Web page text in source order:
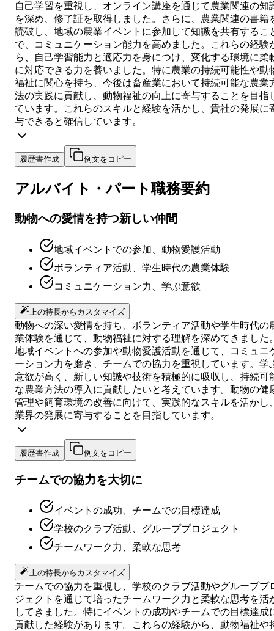
自己学習を重視し、オンライン講座を通じて農業関連の知
を深め、修了証を取得しました。さらに、農業関連の書籍
読破し、地域の農業イベントに参加して知識を共有するこ
で、コミュニケーション能力を高めました。これらの経験
ら、自己学習能力と適応力を身につけ、変化する環境に柔
に対応できる力を養いました。特に農業の持続可能性や動
福祉に関心を持ち、今後は畜産業において持続可能な農業
法の実践に貢献し、動物福祉の向上に寄与することを目指
ています。これらのスキルと経験を活かし、貴社の発展に
与できると確信しています。
履歴書作成 例文をコピー
アルバイト・パート職務要約
動物への愛情を持つ新しい仲間
地域イベントでの参加、動物愛護活動
ボランティア活動、学生時代の農業体験
コミュニケーション力、学ぶ意欲
上の特長からカスタマイズ
動物への深い愛情を持ち、ボランティア活動や学生時代の
業体験を通じて、動物福祉に対する理解を深めてきました
地域イベントへの参加や動物愛護活動を通じて、コミュニ
ーション力を磨き、チームでの協力を重視しています。学
意欲が高く、新しい知識や技術を積極的に吸収し、持続可
な農業方法の導入に貢献したいと考えています。動物の健
管理や飼育環境の改善に向けて、実践的なスキルを活かし
業界の発展に寄与することを目指しています。
履歴書作成 例文をコピー
チームでの協力を大切に
イベントの成功、チームでの目標達成
学校のクラブ活動、グループプロジェクト
チームワーク力、柔軟な思考
上の特長からカスタマイズ
チームでの協力を重視し、学校のクラブ活動やグループプ
ジェクトを通じて培ったチームワーク力と柔軟な思考を活
してきました。特にイベントの成功やチームでの目標達成
貢献した経験があります。これらの経験から、動物福祉や